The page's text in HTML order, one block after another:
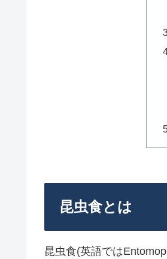
昆虫食とは
昆虫食(英語では